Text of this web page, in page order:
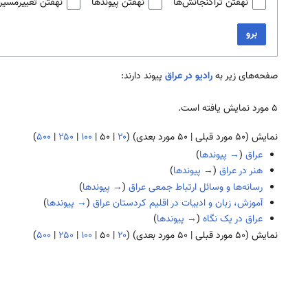
برو
صفحه‌های زیر بهرادیو در عراق پیوند دارند:
۵ مورد نمایش یافته است.
نمایش (۵۰ مورد قبلی | ۵۰ مورد بعدی ) (۲۰ | ۵۰| ۱۰۰ | ۲۵۰ | ۵۰۰)
عراق (→ پیوندها)
هنر در عراق (→ پیوندها)
رسانه‌ها و وسائل ارتباط جمعی عراق (→ پیوندها)
آموزش، زبان و ادبیات در اقلیم کردستان عراق (→ پیوندها)
عراق در یک نگاه (→ پیوندها)
نمایش (۵۰ مورد قبلی | ۵۰ مورد بعدی ) (۲۰ | ۵۰| ۱۰۰ | ۲۵۰ | ۵۰۰)